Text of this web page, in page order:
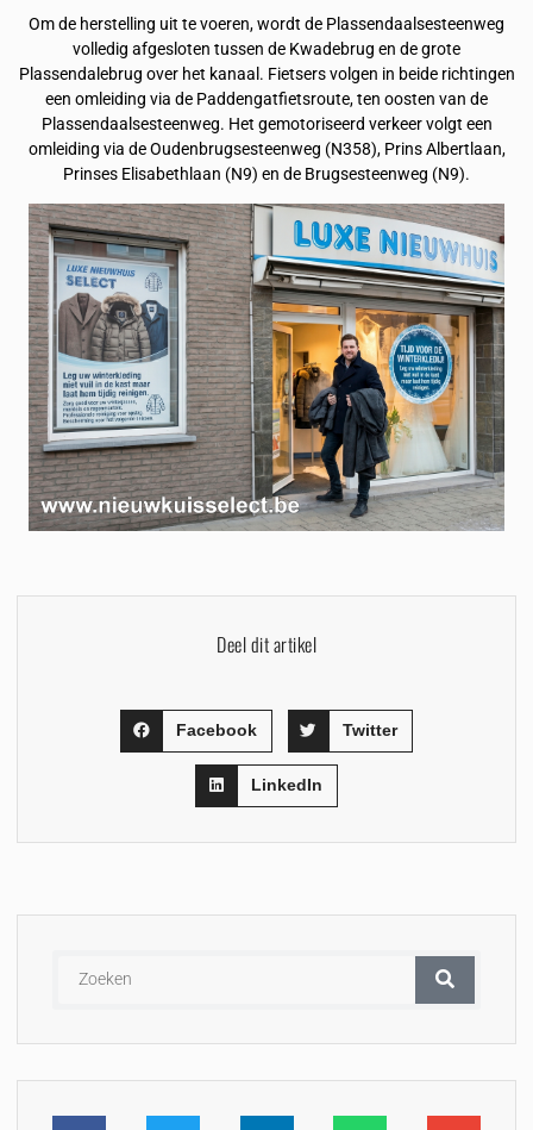
Om de herstelling uit te voeren, wordt de Plassendaalsesteenweg
volledig afgesloten tussen de Kwadebrug en de grote
Plassendalebrug over het kanaal. Fietsers volgen in beide richtingen
een omleiding via de Paddengatfietsroute, ten oosten van de
Plassendaalsesteenweg. Het gemotoriseerd verkeer volgt een
omleiding via de Oudenbrugsesteenweg (N358), Prins Albertlaan,
Prinses Elisabethlaan (N9) en de Brugsesteenweg (N9).
Deel dit artikel
Facebook Twitter
LinkedIn